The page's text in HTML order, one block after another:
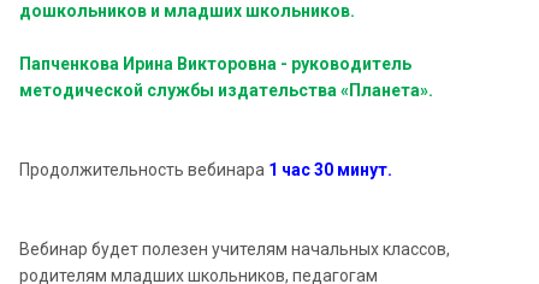
дошкольников и младших школьников.
Папченкова Ирина Викторовна - руководитель
методической службы издательства «Планета».
Продолжительность вебинара 1 час 30 минут.
Вебинар будет полезен учителям начальных классов,
родителям младших школьников, педагогам